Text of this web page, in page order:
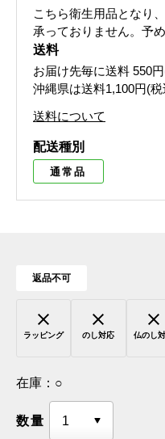
こちら衛生用品となり
承っておりません。予
送料
お届け先毎に送料 550
沖縄県は送料1,100円(税
送料について
配送種別
通常品
返品不可
ラッピング のし対応 仏のし
在庫： ○
数量